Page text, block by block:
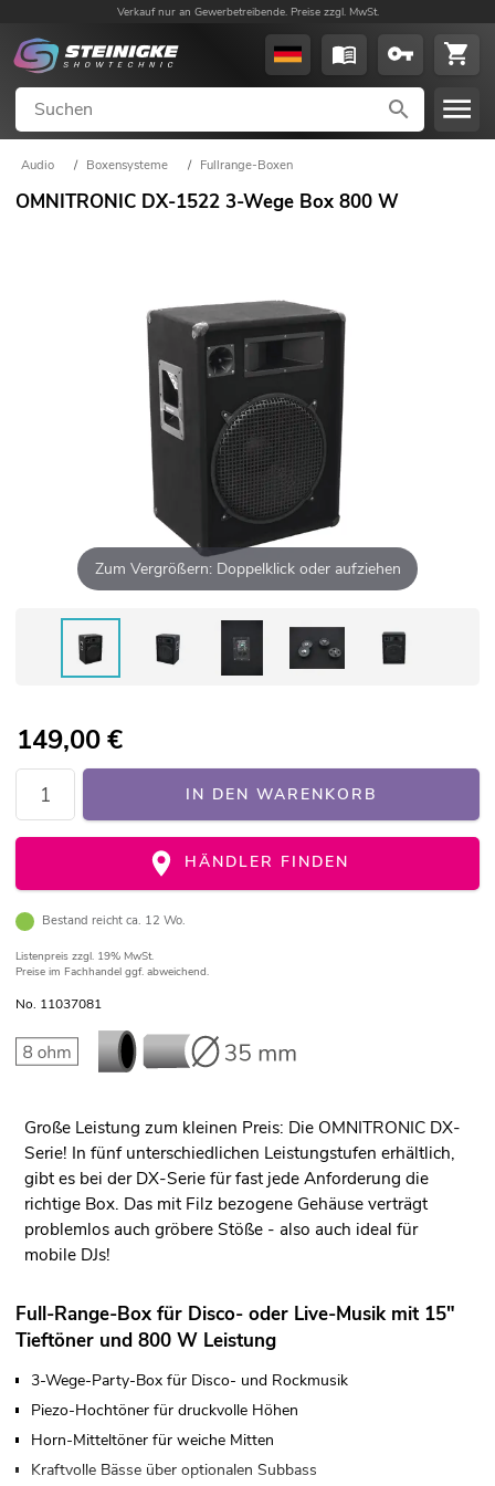
Verkauf nur an Gewerbetreibende. Preise zzgl. MwSt.
Audio / Boxensysteme / Fullrange-Boxen
OMNITRONIC DX-1522 3-Wege Box 800 W
Zum Vergrößern: Doppelklick oder aufziehen
149,00€
IN DEN WARENKORB
HÄNDLER FINDEN
Bestand reicht ca. 12 Wo.
Listenpreis zzgl. 19% MwSt.
Preise im Fachhandel ggf. abweichend.
No. 11037081
Große Leistung zum kleinen Preis: Die OMNITRONIC DX-
Serie! In fünf unterschiedlichen Leistungstufen erhältlich,
gibt es bei der DX-Serie für fast jede Anforderung die
richtige Box. Das mit Filz bezogene Gehäuse verträgt
problemlos auch gröbere Stöße - also auch ideal für
mobile DJs!
Full-Range-Box für Disco- oder Live-Musik mit 15"
Tieftöner und 800 W Leistung
3-Wege-Party-Box für Disco- und Rockmusik
Piezo-Hochtöner für druckvolle Höhen
Horn-Mitteltöner für weiche Mitten
Kraftvolle Bässe über optionalen Subbass